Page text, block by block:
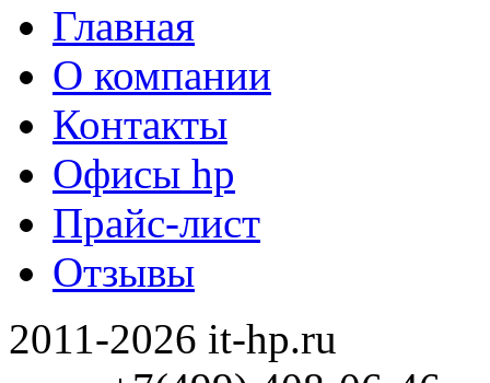
Главная
О компании
Контакты
Офисы hp
Прайс-лист
Отзывы
2011-2026 it-hp.ru